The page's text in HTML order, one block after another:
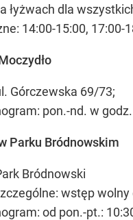
łyżwach dla
14:00-15:00, 17:00-
Górczewska 69/73;
pon.-nd. w
Parku Bródnowskim
Bródnowski
wstęp wolny
od pon.-pt.: